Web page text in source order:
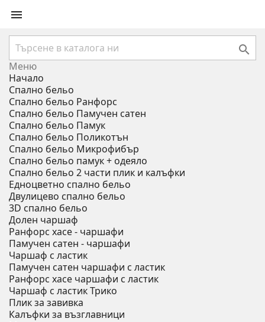


Меню
Начало
Спално бельо
Спално бельо Ранфорс
Спално бельо Памучен сатен
Спално бельо Памук
Спално бельо Поликотън
Спално бельо Микрофибър
Спално бельо памук + одеяло
Спално бельо 2 части плик и калъфки
Eдноцветно спално бельо
Двулицево спално бельо
3D спално бельо
Долен чаршаф
Ранфорс хасе - чаршафи
Памучен сатен - чаршафи
Чаршаф с ластик
Памучен сатен чаршафи с ластик
Ранфорс хасе чаршафи с ластик
Чаршаф с ластик Трико
Плик за завивкa
Калъфки за възглавници